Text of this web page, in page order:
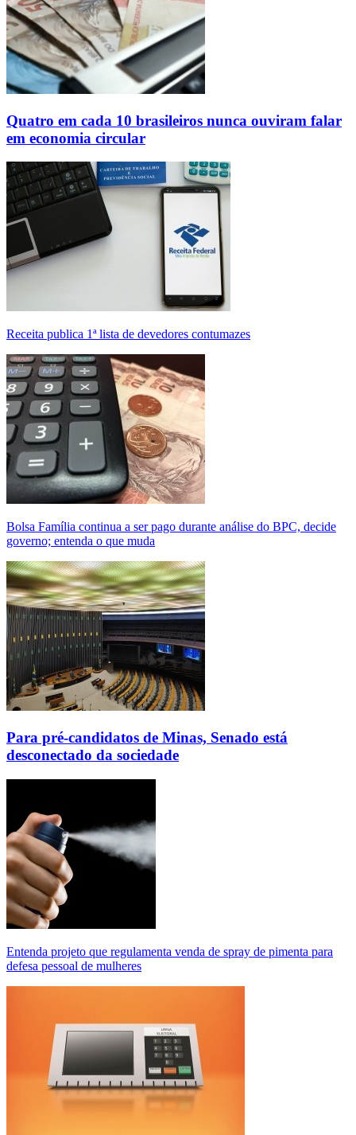
Quatro em cada 10 brasileiros nunca ouviram falar
em economia circular
Receita publica 1ª lista de devedores contumazes
Bolsa Família continua a ser pago durante análise do BPC, decide
governo; entenda o que muda
Para pré-candidatos de Minas, Senado está
desconectado da sociedade
Entenda projeto que regulamenta venda de spray de pimenta para
defesa pessoal de mulheres